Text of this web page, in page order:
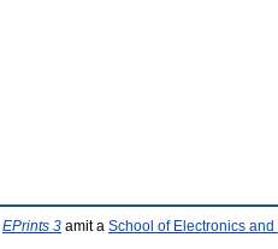
EPrints 3 amit a School of Electronics